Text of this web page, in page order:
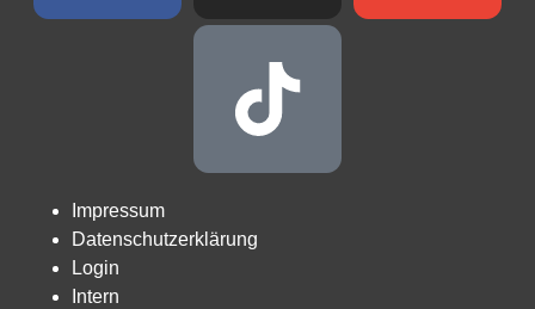
Impressum
Datenschutzerklärung
Login
Intern